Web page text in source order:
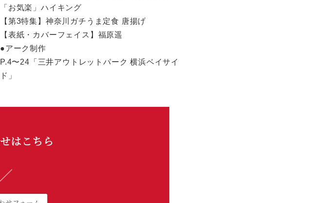
「お気楽」ハイキング
【第3特集】神奈川ガチうま定食 唐揚げ
【表紙・カバーフェイス】福原遥
●アーク制作
P.4〜24「三井アウトレットパーク 横浜ベイサイ
ド」